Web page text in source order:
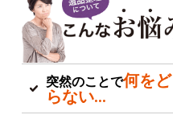
突然のことで何を
らない…